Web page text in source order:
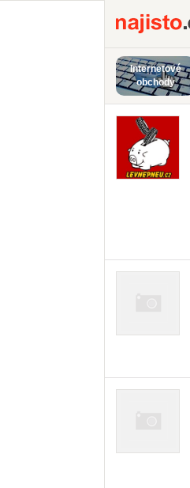
Internetové
obchody